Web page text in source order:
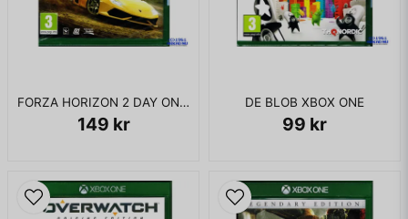
FORZA HORIZON 2 DAY ONE XBOX ONE
149 kr
DE BLOB XBOX ONE
99 kr